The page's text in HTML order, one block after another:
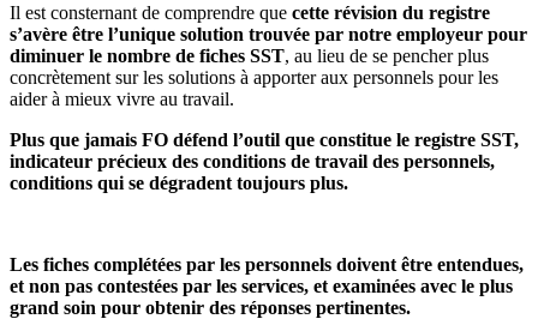
Il est consternant de comprendre que cette révision du registre
s’avère être l’unique solution trouvée par notre employeur pour
diminuer le nombre de fiches SST, au lieu de se pencher plus
concrètement sur les solutions à apporter aux personnels pour les
aider à mieux vivre au travail.
Plus que jamais FO défend l’outil que constitue le registre SST,
indicateur précieux des conditions de travail des personnels,
conditions qui se dégradent toujours plus.
Les fiches complétées par les personnels doivent être entendues,
et non pas contestées par les services, et examinées avec le plus
grand soin pour obtenir des réponses pertinentes.